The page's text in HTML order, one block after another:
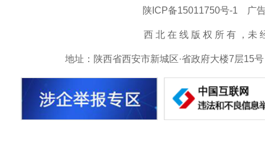
陕ICP备15011750号-1 广
西 北 在 线 版 权 所 有 ，未
地址：陕西省西安市新城区·省政府大楼7层